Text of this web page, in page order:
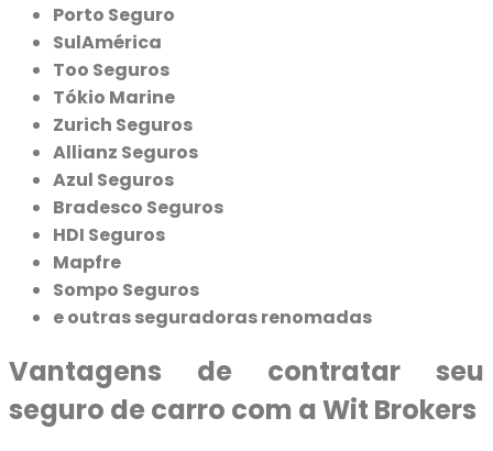
Porto Seguro
SulAmérica
Too Seguros
Tókio Marine
Zurich Seguros
Allianz Seguros
Azul Seguros
Bradesco Seguros
HDI Seguros
Mapfre
Sompo Seguros
e outras seguradoras renomadas
Vantagens de contratar seu
seguro de carro com a Wit Brokers